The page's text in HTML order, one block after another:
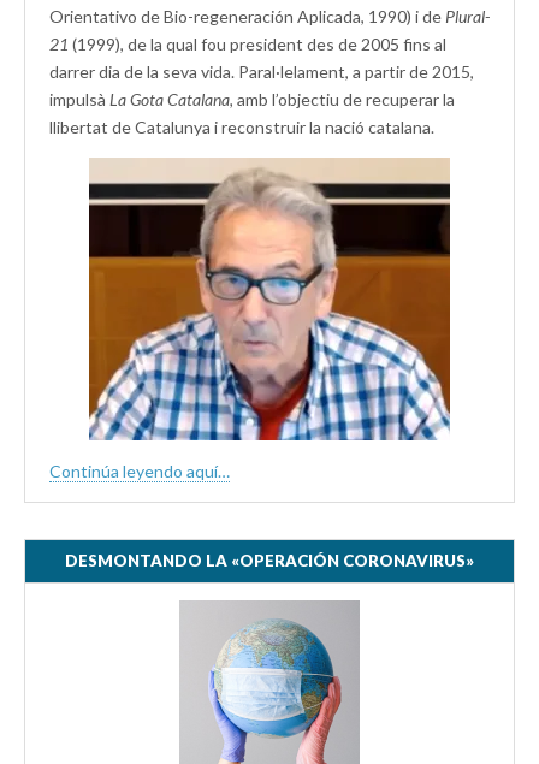
Orientativo de Bio-regeneración Aplicada, 1990) i de Plural-
21 (1999), de la qual fou president des de 2005 fins al
darrer dia de la seva vida. Paral·lelament, a partir de 2015,
impulsà La Gota Catalana, amb l’objectiu de recuperar la
llibertat de Catalunya i reconstruir la nació catalana.
Continúa leyendo aquí…
DESMONTANDO LA «OPERACIÓN CORONAVIRUS»